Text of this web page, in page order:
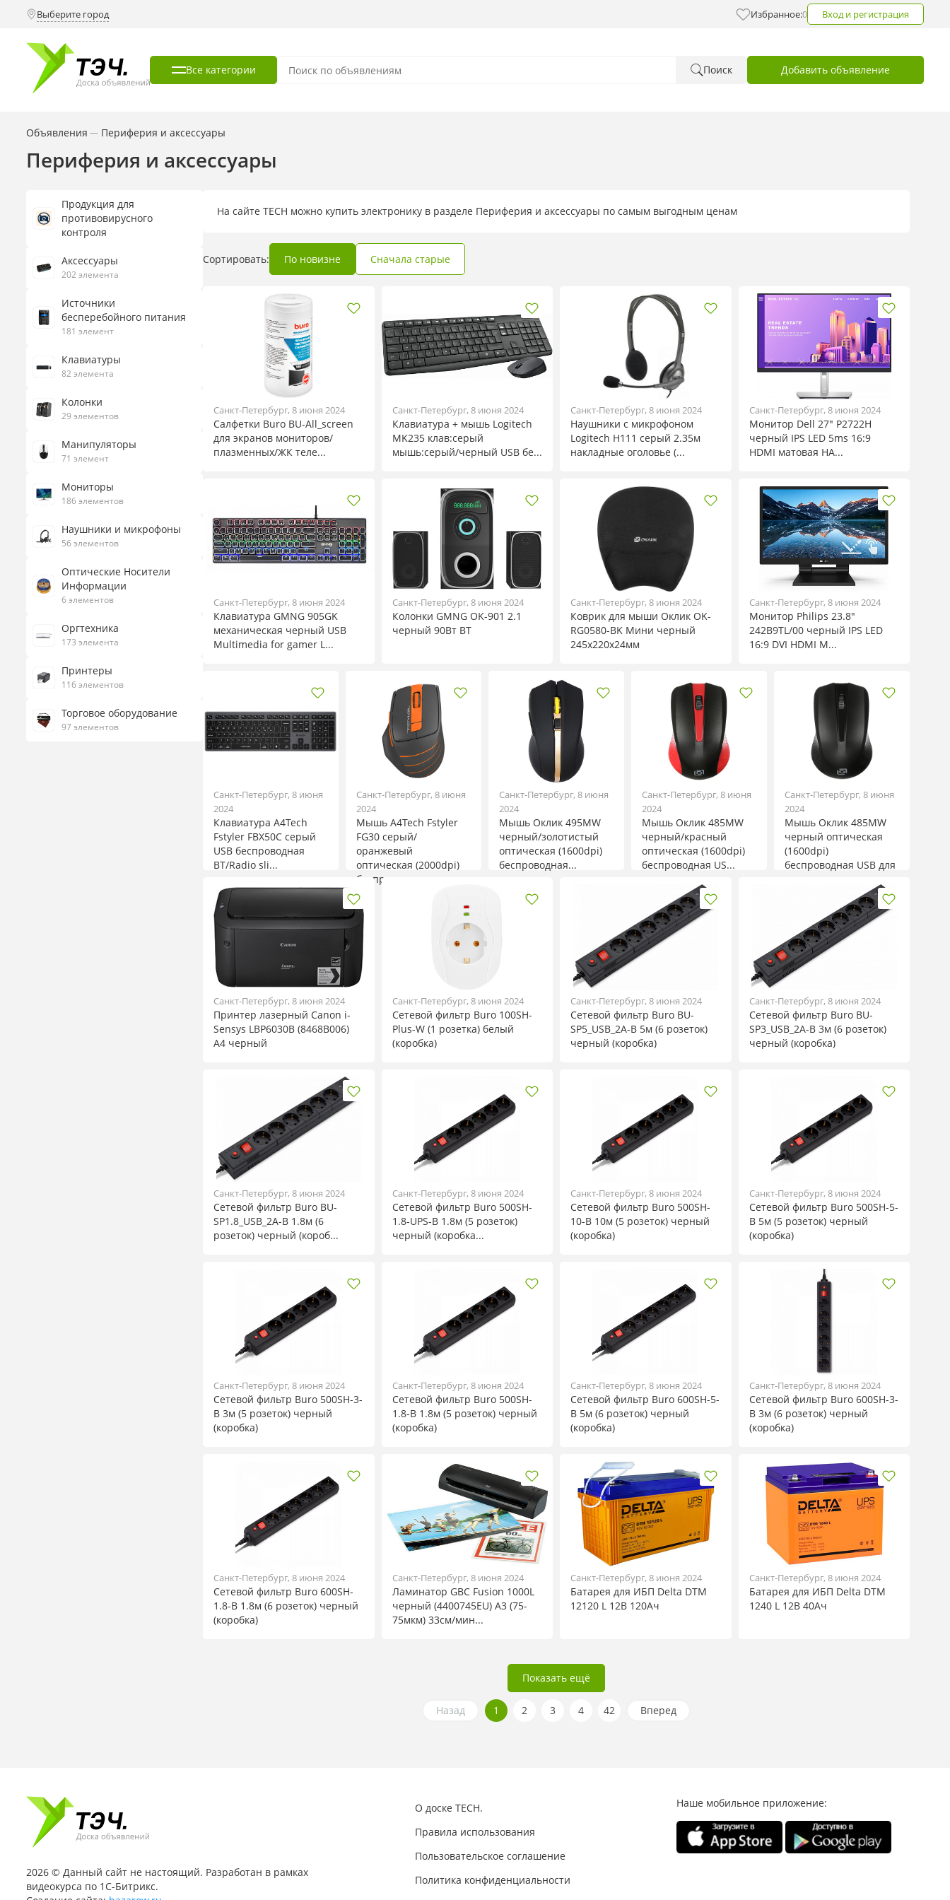
Выберите город Избранное:0 Вход и регистрация
Все категории Поиск Добавить объявление
Объявления — Периферия и аксессуары
Периферия и аксессуары
Продукция для
противовирусного
контроля
Аксессуары
202 элемента
Источники
бесперебойного питания
181 элемент
Клавиатуры
82 элемента
Колонки
29 элементов
Манипуляторы
71 элемент
Мониторы
186 элементов
Наушники и микрофоны
56 элементов
Оптические Носители
Информации
6 элементов
Оргтехника
173 элемента
Принтеры
116 элементов
Торговое оборудование
97 элементов
На сайте TECH можно купить электронику в разделе Периферия и аксессуары по самым выгодным ценам
Сортировать: По новизне Сначала старые
Санкт-Петербург, 8 июня 2024
Салфетки Buro BU-All_screen
для экранов мониторов/
плазменных/ЖК теле...
Санкт-Петербург, 8 июня 2024
Клавиатура + мышь Logitech
MK235 клав:серый
мышь:серый/черный USB бе...
Санкт-Петербург, 8 июня 2024
Наушники с микрофоном
Logitech H111 серый 2.35м
накладные оголовье (...
Санкт-Петербург, 8 июня 2024
Монитор Dell 27" P2722H
черный IPS LED 5ms 16:9
HDMI матовая HA...
Санкт-Петербург, 8 июня 2024
Клавиатура GMNG 905GK
механическая черный USB
Multimedia for gamer L...
Санкт-Петербург, 8 июня 2024
Колонки GMNG OK-901 2.1
черный 90Вт BT
Санкт-Петербург, 8 июня 2024
Коврик для мыши Оклик OK-
RG0580-BK Мини черный
245x220x24мм
Санкт-Петербург, 8 июня 2024
Монитор Philips 23.8"
242B9TL/00 черный IPS LED
16:9 DVI HDMI M...
Санкт-Петербург, 8 июня
2024
Клавиатура A4Tech
Fstyler FBX50C серый
USB беспроводная
BT/Radio sli...
Санкт-Петербург, 8 июня
2024
Мышь A4Tech Fstyler
FG30 серый/
оранжевый
оптическая (2000dpi)
беспро...
Санкт-Петербург, 8 июня
2024
Мышь Оклик 495MW
черный/золотистый
оптическая (1600dpi)
беспроводная...
Санкт-Петербург, 8 июня
2024
Мышь Оклик 485MW
черный/красный
оптическая (1600dpi)
беспроводная US...
Санкт-Петербург, 8 июня
2024
Мышь Оклик 485MW
черный оптическая
(1600dpi)
беспроводная USB для
Санкт-Петербург, 8 июня 2024
Принтер лазерный Canon i-
Sensys LBP6030B (8468B006)
A4 черный
Санкт-Петербург, 8 июня 2024
Сетевой фильтр Buro 100SH-
Plus-W (1 розетка) белый
(коробка)
Санкт-Петербург, 8 июня 2024
Сетевой фильтр Buro BU-
SP5_USB_2A-B 5м (6 розеток)
черный (коробка)
Санкт-Петербург, 8 июня 2024
Сетевой фильтр Buro BU-
SP3_USB_2A-B 3м (6 розеток)
черный (коробка)
Санкт-Петербург, 8 июня 2024
Сетевой фильтр Buro BU-
SP1.8_USB_2A-B 1.8м (6
розеток) черный (короб...
Санкт-Петербург, 8 июня 2024
Сетевой фильтр Buro 500SH-
1.8-UPS-B 1.8м (5 розеток)
черный (коробка...
Санкт-Петербург, 8 июня 2024
Сетевой фильтр Buro 500SH-
10-B 10м (5 розеток) черный
(коробка)
Санкт-Петербург, 8 июня 2024
Сетевой фильтр Buro 500SH-5-
B 5м (5 розеток) черный
(коробка)
Санкт-Петербург, 8 июня 2024
Сетевой фильтр Buro 500SH-3-
B 3м (5 розеток) черный
(коробка)
Санкт-Петербург, 8 июня 2024
Сетевой фильтр Buro 500SH-
1.8-B 1.8м (5 розеток) черный
(коробка)
Санкт-Петербург, 8 июня 2024
Сетевой фильтр Buro 600SH-5-
B 5м (6 розеток) черный
(коробка)
Санкт-Петербург, 8 июня 2024
Сетевой фильтр Buro 600SH-3-
B 3м (6 розеток) черный
(коробка)
Санкт-Петербург, 8 июня 2024
Сетевой фильтр Buro 600SH-
1.8-B 1.8м (6 розеток) черный
(коробка)
Санкт-Петербург, 8 июня 2024
Ламинатор GBC Fusion 1000L
черный (4400745EU) A3 (75-
75мкм) 33см/мин...
Санкт-Петербург, 8 июня 2024
Батарея для ИБП Delta DTM
12120 L 12В 120Ач
Санкт-Петербург, 8 июня 2024
Батарея для ИБП Delta DTM
1240 L 12В 40Ач
Показать ещё
Назад 1 2 3 4 42 Вперед
2026 © Данный сайт не настоящий. Разработан в рамках
видеокурса по 1С-Битрикс.
О доске TECH.
Правила использования
Пользовательское соглашение
Политика конфиденциальности
Наше мобильное приложение: